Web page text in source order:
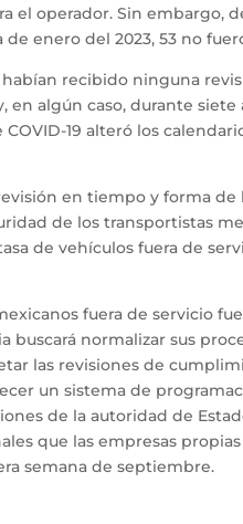
el operador. Sin embargo,
enero del 2023, 53 no
recibido ninguna
en algún caso, durante
19 alteró los
en tiempo y forma
de los transportistas
de vehículos fuera de
fuera de servicio
buscará normalizar sus
las revisiones de
un sistema de
de la autoridad de
que las empresas
semana de septiembre.